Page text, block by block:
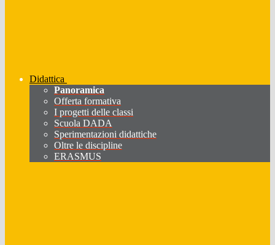
Didattica
Panoramica
Offerta formativa
I progetti delle classi
Scuola DADA
Sperimentazioni didattiche
Oltre le discipline
ERASMUS